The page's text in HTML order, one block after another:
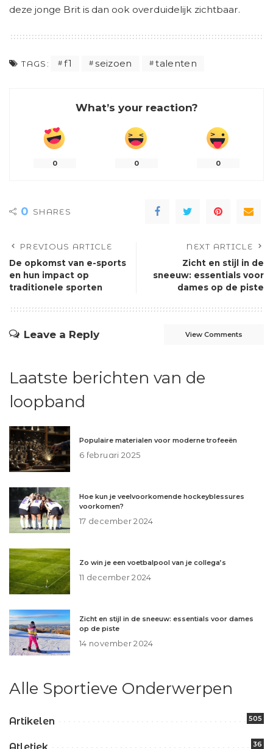
deze jonge Brit is dan ook overduidelijk zichtbaar.
TAGS: f1 seizoen talenten
What’s your reaction?
0 0 0
0 SHARES
PREVIOUS ARTICLE
De opkomst van e-sports
en hun impact op
traditionele sporten
NEXT ARTICLE
Zicht en stijl in de
sneeuw: essentials voor
dames op de piste
Leave a Reply View Comments
Laatste berichten van de
loopband
Populaire materialen voor moderne trofeeën
6 februari 2025
Hoe kun je veelvoorkomende hockeyblessures
voorkomen?
17 december 2024
Zo win je een voetbalpool van je collega’s
11 december 2024
Zicht en stijl in de sneeuw: essentials voor dames
op de piste
14 november 2024
Alle Sportieve Onderwerpen
Artikelen 505
Atletiek 36